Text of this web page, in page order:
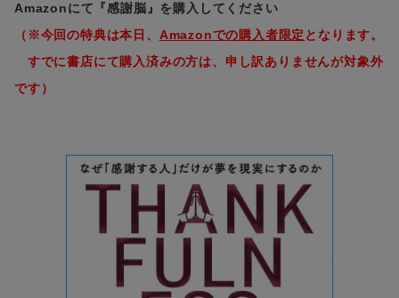
Amazonにて『感謝脳』を購入してください
（※今回の特典は本日、 Amazonでの購入者限定 となります。
すでに書店にて購入済みの方は、申し訳ありませんが対象外
です）